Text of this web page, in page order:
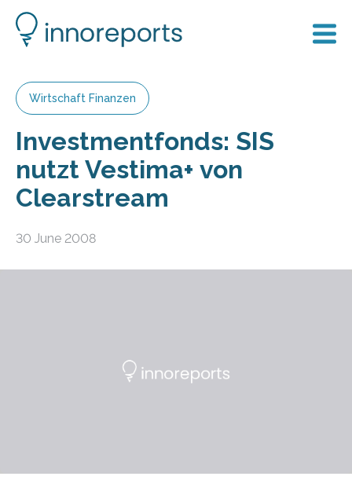
Wirtschaft Finanzen
Investmentfonds: SIS
nutzt Vestima+ von
Clearstream
30 June 2008